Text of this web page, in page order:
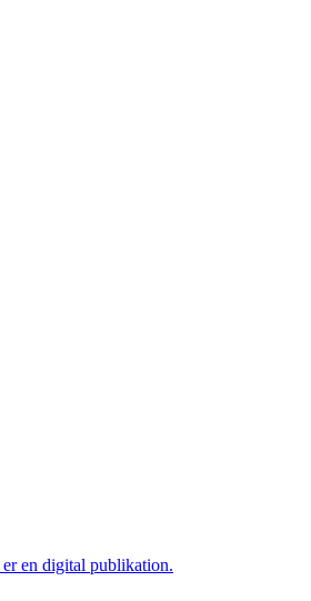
en digital publikation.